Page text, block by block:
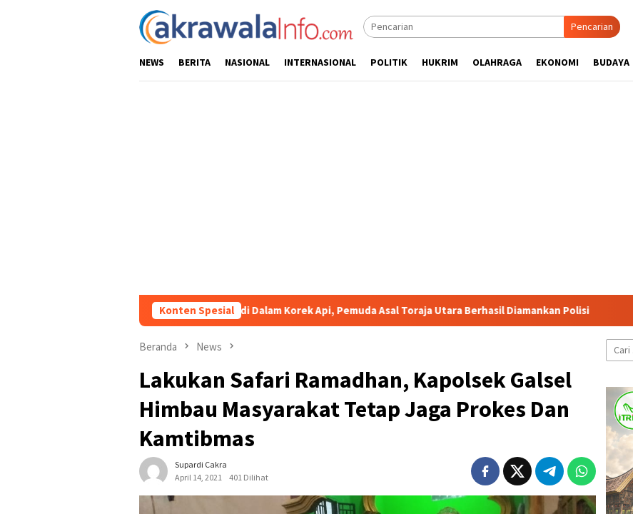
Pencarian
NEWS BERITA NASIONAL INTERNASIONAL POLITIK HUKRIM OLAHRAGA EKONOMI BUDAYA
Konten Spesial
Sembunyikan Sabu di Dalam Korek Api, Pemuda Asal Toraja Utara Berhasil Diamankan Polisi
Beranda News
Lakukan Safari Ramadhan, Kapolsek Galsel
Himbau Masyarakat Tetap Jaga Prokes Dan
Kamtibmas
Supardi Cakra
April 14, 2021
401 Dilihat
Cari
untuk: